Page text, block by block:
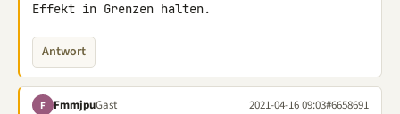
Effekt in Grenzen halten.
Antwort
F FmmjpuGast 2021-04-16 09:03#6658691